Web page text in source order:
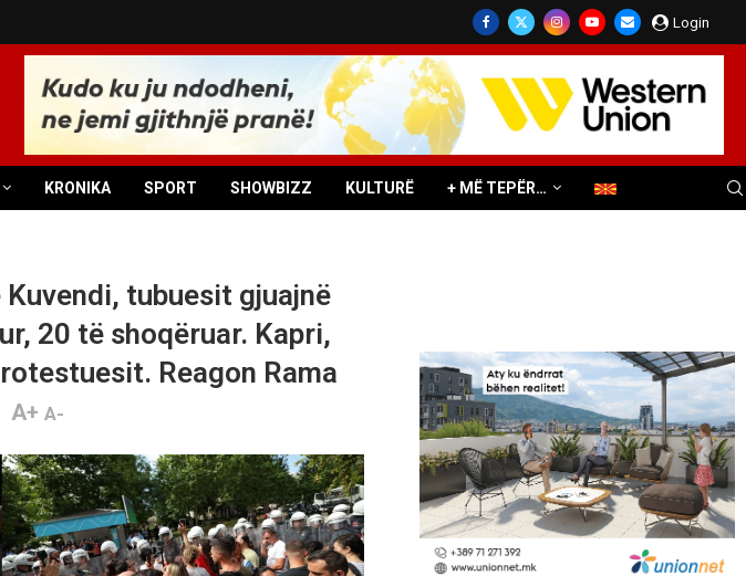
Login
KRONIKA SPORT SHOWBIZZ KULTURË + MË TEPËR…
tubuesit gjuajnë
20 të shoqëruar. Kapri,
Reagon Rama
A+ A-